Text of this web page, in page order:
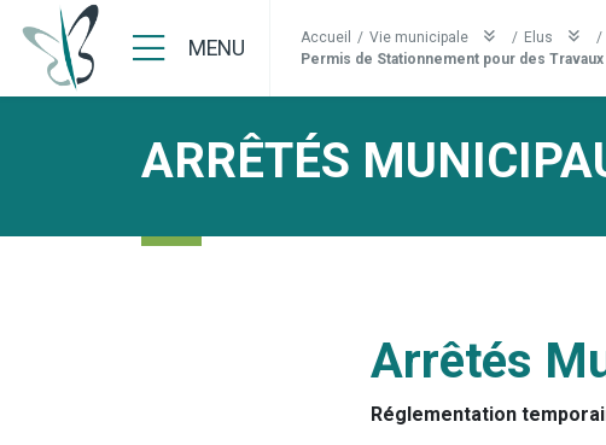
MENU Accueil / Vie municipale / Elus /
Permis de Stationnement pour des Travaux
ARRÊTÉS
Arrêtés
Réglementation